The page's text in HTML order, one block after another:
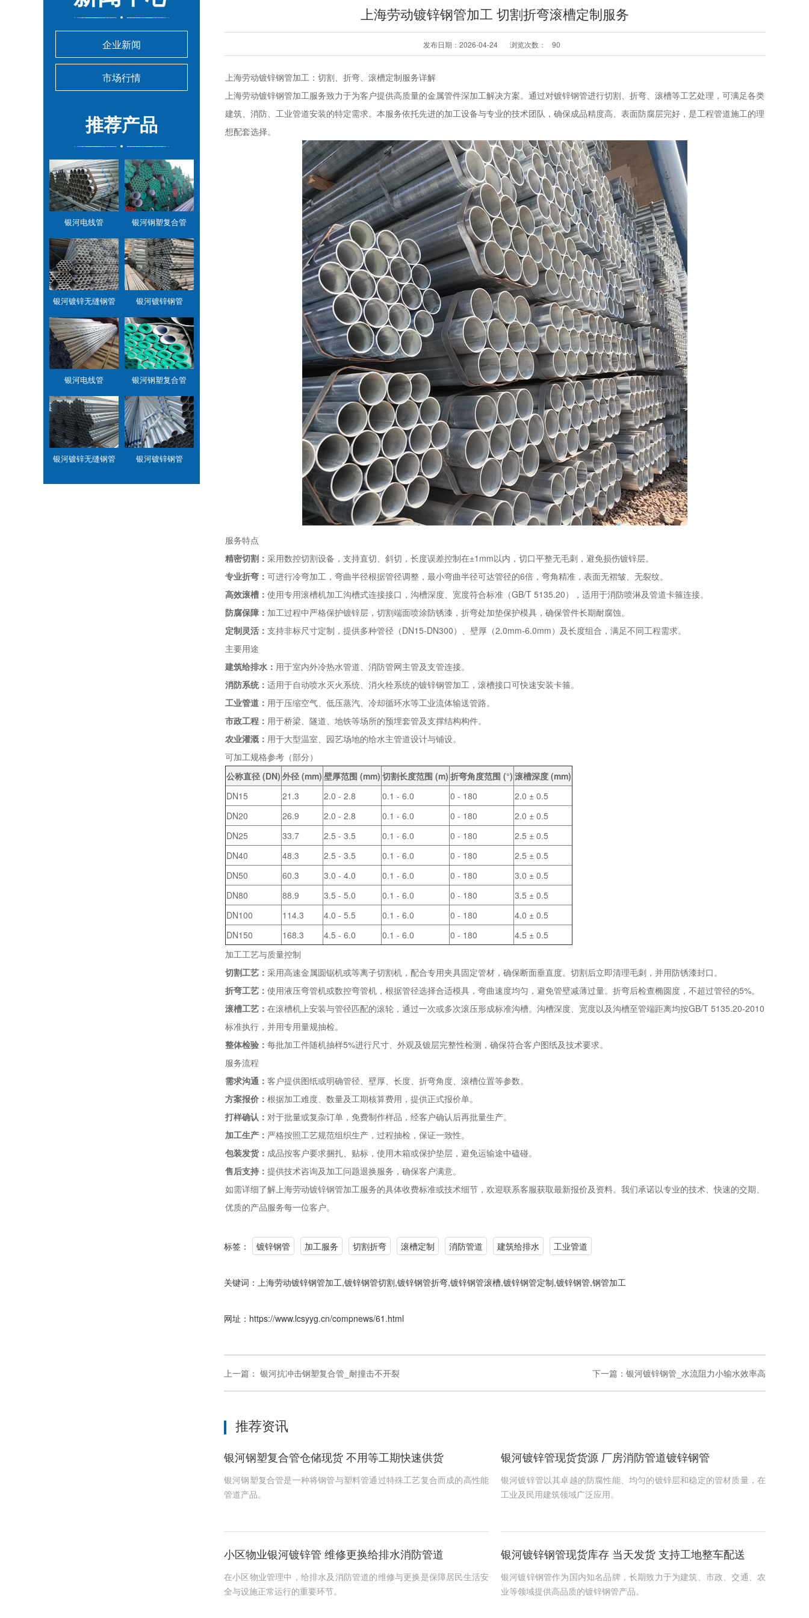
企业新闻
市场行情
推荐产品
银河电线管 银河钢塑复合管
银河镀锌无缝钢管 银河镀锌钢管
银河电线管 银河钢塑复合管
银河镀锌无缝钢管 银河镀锌钢管
上海劳动镀锌钢管加工 切割折弯滚槽定制服务
发布日期：2026-04-24 浏览次数： 90
上海劳动镀锌钢管加工：切割、折弯、滚槽定制服务详解
上海劳动镀锌钢管加工服务致力于为客户提供高质量的金属管件深加工解决方案。通过对镀锌钢管进行切割、折弯、滚槽等工艺处理，可满足各类
建筑、消防、工业管道安装的特定需求。本服务依托先进的加工设备与专业的技术团队，确保成品精度高、表面防腐层完好，是工程管道施工的理
想配套选择。
服务特点
精密切割： 采用数控切割设备，支持直切、斜切，长度误差控制在±1mm以内，切口平整无毛刺，避免损伤镀锌层。
专业折弯： 可进行冷弯加工，弯曲半径根据管径调整，最小弯曲半径可达管径的6倍，弯角精准，表面无褶皱、无裂纹。
高效滚槽： 使用专用滚槽机加工沟槽式连接接口，沟槽深度、宽度符合标准（GB/T 5135.20），适用于消防喷淋及管道卡箍连接。
防腐保障： 加工过程中严格保护镀锌层，切割端面喷涂防锈漆，折弯处加垫保护模具，确保管件长期耐腐蚀。
定制灵活： 支持非标尺寸定制，提供多种管径（DN15-DN300）、壁厚（2.0mm-6.0mm）及长度组合，满足不同工程需求。
主要用途
建筑给排水： 用于室内外冷热水管道、消防管网主管及支管连接。
消防系统： 适用于自动喷水灭火系统、消火栓系统的镀锌钢管加工，滚槽接口可快速安装卡箍。
工业管道： 用于压缩空气、低压蒸汽、冷却循环水等工业流体输送管路。
市政工程： 用于桥梁、隧道、地铁等场所的预埋套管及支撑结构构件。
农业灌溉： 用于大型温室、园艺场地的给水主管道设计与铺设。
可加工规格参考（部分）
公称直径 (DN) 外径 (mm) 壁厚范围 (mm) 切割长度范围 (m) 折弯角度范围 (°) 滚槽深度 (mm)
DN15
21.3 2.0 - 2.8 0.1 - 6.0 0 - 180
2.0 ± 0.5
DN20
26.9 2.0 - 2.8 0.1 - 6.0 0 - 180
2.0 ± 0.5
DN25
33.7 2.5 - 3.5 0.1 - 6.0 0 - 180
2.5 ± 0.5
DN40
48.3 2.5 - 3.5 0.1 - 6.0 0 - 180
2.5 ± 0.5
DN50
60.3 3.0 - 4.0 0.1 - 6.0 0 - 180
3.0 ± 0.5
DN80
88.9 3.5 - 5.0 0.1 - 6.0 0 - 180
3.5 ± 0.5
DN100
114.3 4.0 - 5.5 0.1 - 6.0 0 - 180
4.0 ± 0.5
DN150
168.3 4.5 - 6.0 0.1 - 6.0 0 - 180
4.5 ± 0.5
加工工艺与质量控制
切割工艺： 采用高速金属圆锯机或等离子切割机，配合专用夹具固定管材，确保断面垂直度。切割后立即清理毛刺，并用防锈漆封口。
折弯工艺： 使用液压弯管机或数控弯管机，根据管径选择合适模具，弯曲速度均匀，避免管壁减薄过量。折弯后检查椭圆度，不超过管径的5%。
滚槽工艺： 在滚槽机上安装与管径匹配的滚轮，通过一次或多次滚压形成标准沟槽。沟槽深度、宽度以及沟槽至管端距离均按GB/T 5135.20-2010
标准执行，并用专用量规抽检。
整体检验： 每批加工件随机抽样5%进行尺寸、外观及镀层完整性检测，确保符合客户图纸及技术要求。
服务流程
需求沟通： 客户提供图纸或明确管径、壁厚、长度、折弯角度、滚槽位置等参数。
方案报价： 根据加工难度、数量及工期核算费用，提供正式报价单。
打样确认： 对于批量或复杂订单，免费制作样品，经客户确认后再批量生产。
加工生产： 严格按照工艺规范组织生产，过程抽检，保证一致性。
包装发货： 成品按客户要求捆扎、贴标，使用木箱或保护垫层，避免运输途中磕碰。
售后支持： 提供技术咨询及加工问题退换服务，确保客户满意。
如需详细了解上海劳动镀锌钢管加工服务的具体收费标准或技术细节，欢迎联系客服获取最新报价及资料。我们承诺以专业的技术、快速的交期、
优质的产品服务每一位客户。
标签： 镀锌钢管 加工服务 切割折弯 滚槽定制 消防管道 建筑给排水 工业管道
关键词： 上海劳动镀锌钢管加工,镀锌钢管切割,镀锌钢管折弯,镀锌钢管滚槽,镀锌钢管定制,镀锌钢管,钢管加工
网址： https://www.lcsyyg.cn/compnews/61.html
上一篇： 银河抗冲击钢塑复合管_耐撞击不开裂 下一篇： 银河镀锌钢管_水流阻力小输水效率高
推荐资讯
银河钢塑复合管仓储现货 不用等工期快速供货
银河钢塑复合管是一种将钢管与塑料管通过特殊工艺复合而成的高性能
管道产品。
银河镀锌管现货货源 厂房消防管道镀锌钢管
银河镀锌管以其卓越的防腐性能、均匀的镀锌层和稳定的管材质量，在
工业及民用建筑领域广泛应用。
小区物业银河镀锌管 维修更换给排水消防管道
在小区物业管理中，给排水及消防管道的维修与更换是保障居民生活安
全与设施正常运行的重要环节。
银河镀锌钢管现货库存 当天发货 支持工地整车配送
银河镀锌钢管作为国内知名品牌，长期致力于为建筑、市政、交通、农
业等领域提供高品质的镀锌钢管产品。